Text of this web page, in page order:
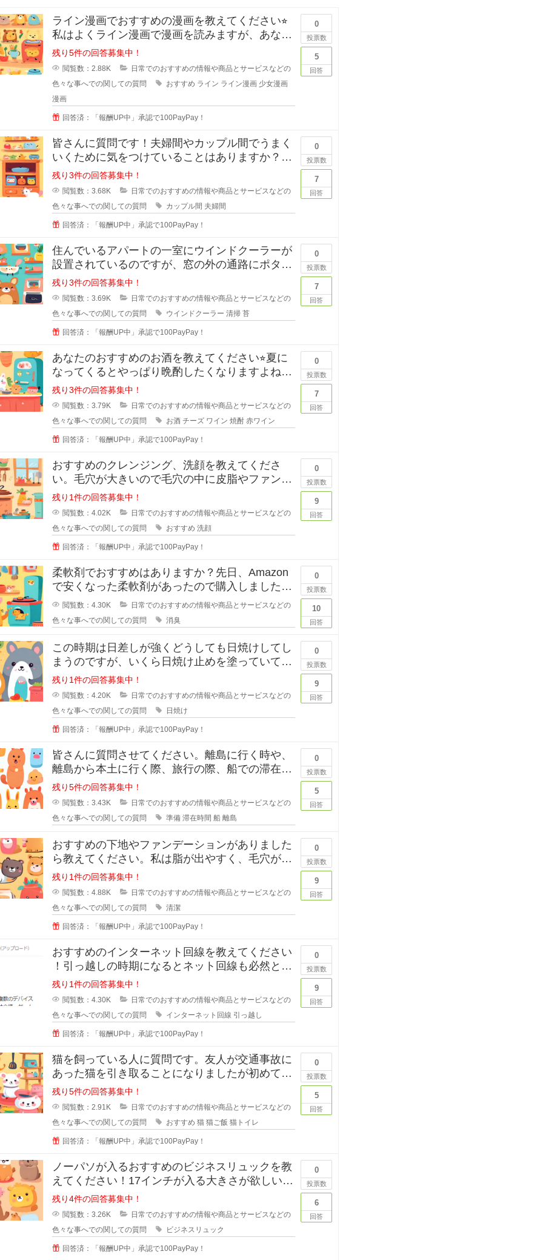
ライン漫画でおすすめの漫画を教えてください⭐︎
私はよくライン漫画で漫画を読みますが、あなた
のおすすめがあれ
残り5件の回答募集中！
閲覧数：2.88K
日常でのおすすめの情報や商品とサービスなどの
色々な事へでの関しての質問
おすすめ ライン ライン漫画 少女漫画
漫画
回答済：「報酬UP中」承認で100PayPay！
0
投票数
5
回答
皆さんに質問です！夫婦間やカップル間でうまく
いくために気をつけていることはありますか？
私は夫と結婚10年目ですが
残り3件の回答募集中！
閲覧数：3.68K
日常でのおすすめの情報や商品とサービスなどの
色々な事へでの関しての質問
カップル間 夫婦間
回答済：「報酬UP中」承認で100PayPay！
0
投票数
7
回答
住んでいるアパートの一室にウインドクーラーが
設置されているのですが、窓の外の通路にポタポ
タ水が流れるので、すぐに緑のコケ
残り3件の回答募集中！
閲覧数：3.69K
日常でのおすすめの情報や商品とサービスなどの
色々な事へでの関しての質問
ウインドクーラー 清掃 苔
回答済：「報酬UP中」承認で100PayPay！
0
投票数
7
回答
あなたのおすすめのお酒を教えてください⭐︎夏に
なってくるとやっぱり晩酌したくなりますよね。
でも糖質などが気
残り3件の回答募集中！
閲覧数：3.79K
日常でのおすすめの情報や商品とサービスなどの
色々な事へでの関しての質問
お酒 チーズ ワイン 焼酎 赤ワイン
回答済：「報酬UP中」承認で100PayPay！
0
投票数
7
回答
おすすめのクレンジング、洗顔を教えてくださ
い。毛穴が大きいので毛穴の中に皮脂やファンデ
ーションが残りやすいです。
残り1件の回答募集中！
閲覧数：4.02K
日常でのおすすめの情報や商品とサービスなどの
色々な事へでの関しての質問
おすすめ 洗顔
回答済：「報酬UP中」承認で100PayPay！
0
投票数
9
回答
柔軟剤でおすすめはありますか？先日、Amazon
で安くなった柔軟剤があったので購入しました
が、苦手な匂いでした。
閲覧数：4.30K
日常でのおすすめの情報や商品とサービスなどの
色々な事へでの関しての質問
消臭
0
投票数
10
回答
この時期は日差しが強くどうしても日焼けしてし
まうのですが、いくら日焼け止めを塗っていても
半袖のあとはできてしまいます。
残り1件の回答募集中！
閲覧数：4.20K
日常でのおすすめの情報や商品とサービスなどの
色々な事へでの関しての質問
日焼け
回答済：「報酬UP中」承認で100PayPay！
0
投票数
9
回答
皆さんに質問させてください。離島に行く時や、
離島から本土に行く際、旅行の際、船での滞在時
間が3時間ほどと長い場合、小さい
残り5件の回答募集中！
閲覧数：3.43K
日常でのおすすめの情報や商品とサービスなどの
色々な事へでの関しての質問
準備 滞在時間 船 離島
0
投票数
5
回答
おすすめの下地やファンデーションがありました
ら教えてください。私は脂が出やすく、毛穴が目
立っています。いわゆるいちごバナ
残り1件の回答募集中！
閲覧数：4.88K
日常でのおすすめの情報や商品とサービスなどの
色々な事へでの関しての質問
清潔
回答済：「報酬UP中」承認で100PayPay！
0
投票数
9
回答
おすすめのインターネット回線を教えてください
！引っ越しの時期になるとネット回線も必然と変
えようかなと思いますよね！
残り1件の回答募集中！
閲覧数：4.30K
日常でのおすすめの情報や商品とサービスなどの
色々な事へでの関しての質問
インターネット回線 引っ越し
回答済：「報酬UP中」承認で100PayPay！
0
投票数
9
回答
猫を飼っている人に質問です。友人が交通事故に
あった猫を引き取ることになりましたが初めて猫
を育てることになったそうで、ご飯
残り5件の回答募集中！
閲覧数：2.91K
日常でのおすすめの情報や商品とサービスなどの
色々な事へでの関しての質問
おすすめ 猫 猫ご飯 猫トイレ
回答済：「報酬UP中」承認で100PayPay！
0
投票数
5
回答
ノーパソが入るおすすめのビジネスリュックを教
えてください！17インチが入る大きさが欲しいで
す。ノーパソだけ入るものでもい
残り4件の回答募集中！
閲覧数：3.26K
日常でのおすすめの情報や商品とサービスなどの
色々な事へでの関しての質問
ビジネスリュック
回答済：「報酬UP中」承認で100PayPay！
0
投票数
6
回答